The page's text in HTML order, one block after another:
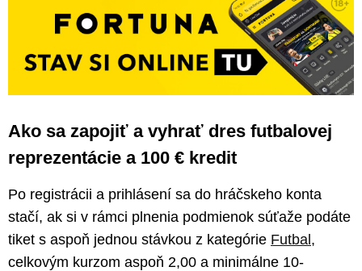
Ako sa zapojiť a vyhrať dres futbalovej
reprezentácie a 100 € kredit
Po registrácii a prihlásení sa do hráčskeho konta
stačí, ak si v rámci plnenia podmienok súťaže podáte
tiket s aspoň jednou stávkou z kategórie Futbal,
celkovým kurzom aspoň 2,00 a minimálne 10-